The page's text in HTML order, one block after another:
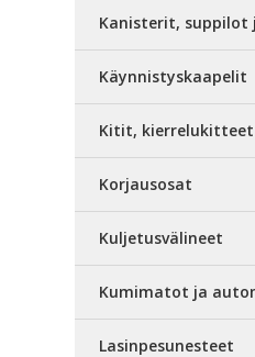
Kanisterit, suppilot
Käynnistyskaapelit
Kitit,
Korjausosat
Kuljetusvälineet
Kumimatot ja
Lasinpesunesteet